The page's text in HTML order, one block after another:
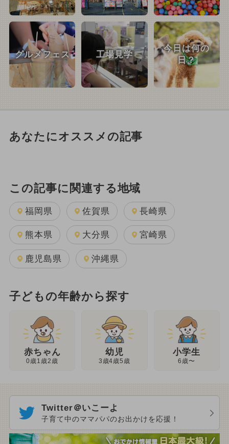
グルメフェス 工場見学
今日は何の
日？
あなたにオススメの記事
この記事に関連する地域
福岡県 佐賀県 長崎県
熊本県 大分県 宮崎県
鹿児島県 沖縄県
子どもの年齢から探す
赤ちゃん
0歳1歳2歳
幼児
3歳4歳5歳
小学生
6歳〜
Twitter＠いこーよ
子育て中のママパパのお出かけを応援！